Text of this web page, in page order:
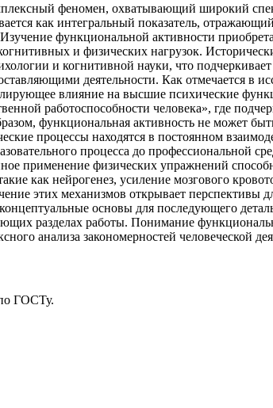
феномен, охватывающий широкий
как интегральный показатель,
функциональной активности
и физических нагрузок.
и когнитивной науки, что
деятельности. Как отмечается в
влияние на высшие психические
работоспособности человека», где
функциональная активность не может
процессы находятся в постоянном
процесса до профессиональной
применение физических упражнений
как нейрогенез, усиление мозгового
этих механизмов открывает перспективы
основы для последующего
разделах работы. Понимание
анализа закономерностей человеческой
ГОСТу.